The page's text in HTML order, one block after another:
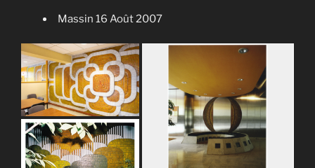
Massin 16 Août 2007